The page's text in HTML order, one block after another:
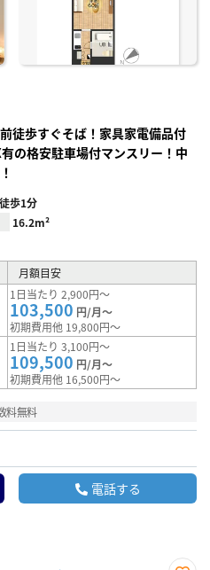
徒歩すぐそば！家具家電備品付
の格安駐車場付マンスリー！中
歩1分
16.2m²
月額目安
1日当たり 2,900円～
103,500 円/月～
初期費用他 19,800円～
1日当たり 3,100円～
109,500 円/月～
初期費用他 16,500円～
料無料
電話する